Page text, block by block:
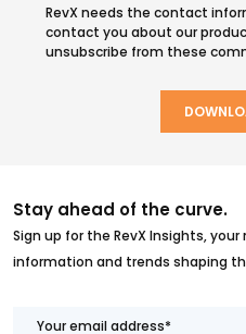
RevX needs the contact
contact you about our
unsubscribe from these
Stay ahead of the curve.
Sign up for the RevX Insights,
information and trends shaping